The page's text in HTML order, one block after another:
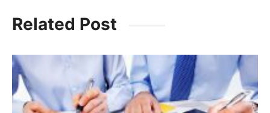
c
e
b
o
o
itt
er
ai
l
at
s
A
p
p
a
m
Related Post